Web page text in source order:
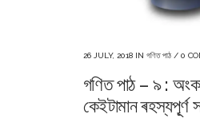
26 JULY, 2018 IN গণিত পাঠ / 0
গণিত পাঠ – ৯ :
কেইটামান ৰহস্যপূ্ৰ্ণ